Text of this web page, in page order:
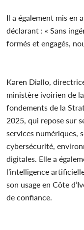
Il a également mis en
déclarant : « Sans
formés et engagés,
Karen Diallo,
ministère ivoirien de
fondements de la
2025, qui repose sur
services numériques,
cybersécurité,
digitales. Elle a
l’intelligence
son usage en Côte
de confiance.